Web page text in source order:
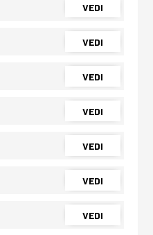
VEDI
VEDI
VEDI
VEDI
VEDI
VEDI
VEDI